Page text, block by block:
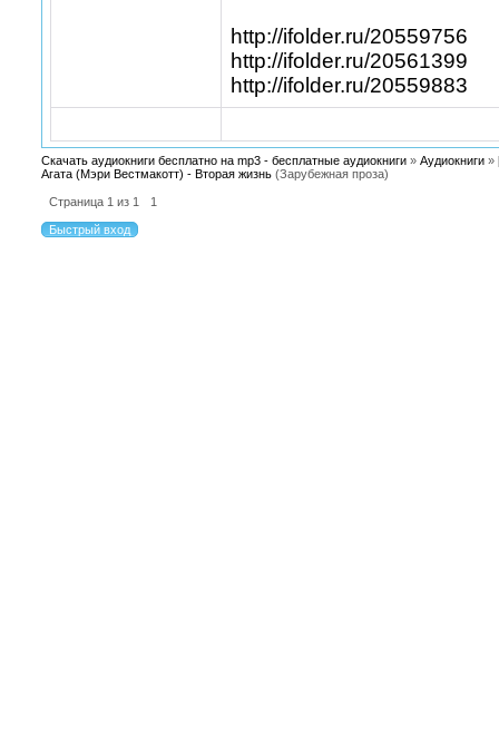
http://ifolder.ru/20559756
http://ifolder.ru/20561399
http://ifolder.ru/20559883
Скачать аудиокниги бесплатно на mp3 - бесплатные аудиокниги » Аудиокниги »
Агата (Мэри Вестмакотт) - Вторая жизнь (Зарубежная проза)
Страница 1 из 1 1